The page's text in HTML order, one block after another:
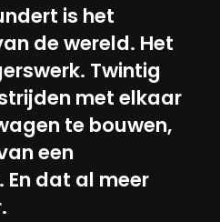
is het
de wereld. Het
Twintig
met elkaar
te bouwen,
een
dat al meer